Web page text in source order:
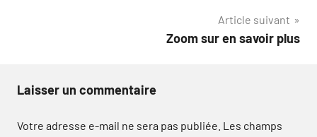
Article suivant
Zoom sur en savoir plus
Laisser un commentaire
Votre adresse e-mail ne sera pas publiée. Les champs